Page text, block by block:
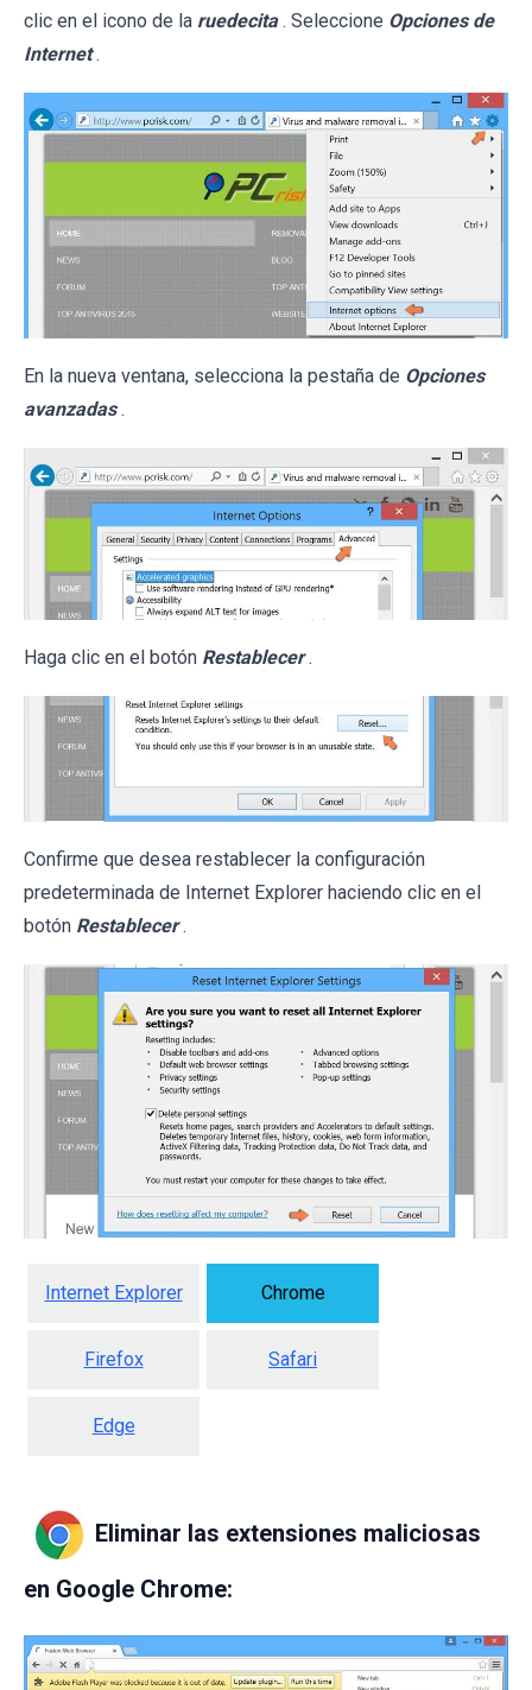
clic en el icono de la ruedecita . Seleccione Opciones de
Internet .
En la nueva ventana, selecciona la pestaña de Opciones
avanzadas .
Haga clic en el botón Restablecer .
Confirme que desea restablecer la configuración
predeterminada de Internet Explorer haciendo clic en el
botón Restablecer .
Internet Explorer Chrome
Firefox Safari
Edge
Eliminar las extensiones maliciosas
en Google Chrome: